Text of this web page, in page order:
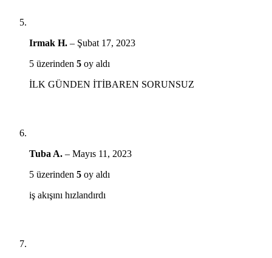
Irmak H. – Şubat 17, 2023
5 üzerinden 5 oy aldı
İLK GÜNDEN İTİBAREN SORUNSUZ
Tuba A. – Mayıs 11, 2023
5 üzerinden 5 oy aldı
iş akışını hızlandırdı